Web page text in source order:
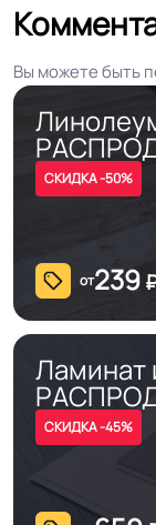
Вы можете быть
СКИДКА -50%
от239
Ламинат
СКИДКА -45%